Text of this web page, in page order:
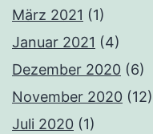
März 2021 (1)
Januar 2021 (4)
Dezember 2020 (6)
November 2020 (12)
Juli 2020 (1)